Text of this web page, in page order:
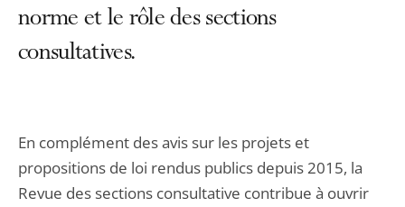
norme et le rôle des sections
consultatives.
En complément des avis sur les projets et
propositions de loi rendus publics depuis 2015, la
Revue des sections consultative contribue à ouvrir